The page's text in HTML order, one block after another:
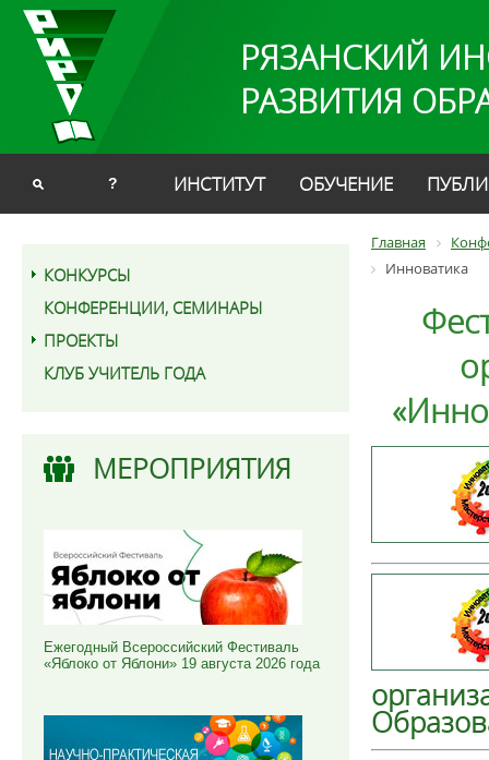
РЯЗАНСКИЙ
РАЗВИТИЯ
? ИНСТИТУТ ОБУЧЕНИЕ
КОНКУРСЫ
КОНФЕРЕНЦИИ, СЕМИНАРЫ
ПРОЕКТЫ
КЛУБ УЧИТЕЛЬ ГОДА
МЕРОПРИЯТИЯ
Ежегодный Всероссийский Фестиваль
«Яблоко от Яблони» 19 августа 2026 года
Главная
Инноватика